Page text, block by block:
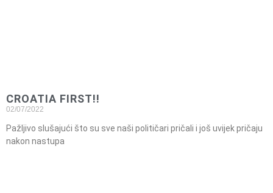
CROATIA FIRST!!
02/07/2022
Pažljivo slušajući što su sve naši političari pričali i još uvijek pričaju
nakon nastupa